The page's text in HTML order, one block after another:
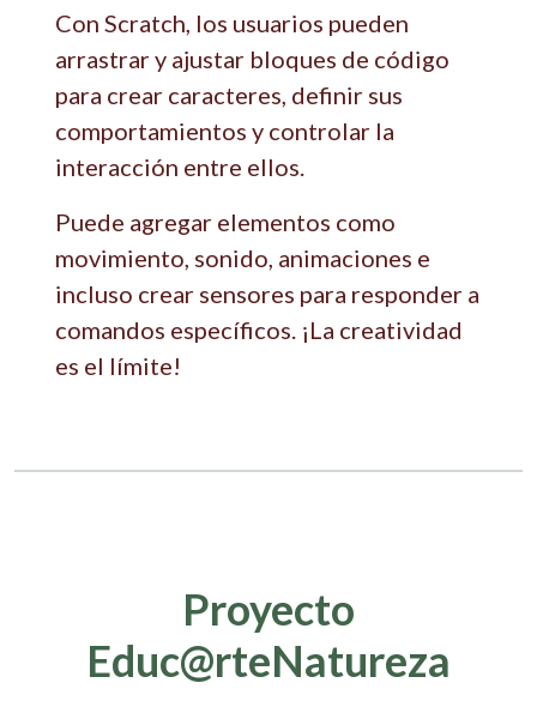
Con Scratch, los usuarios pueden
arrastrar y ajustar bloques de código
para crear caracteres, definir sus
comportamientos y controlar la
interacción entre ellos.
Puede agregar elementos como
movimiento, sonido, animaciones e
incluso crear sensores para responder a
comandos específicos. ¡La creatividad
es el límite!
Proyecto
Educ@rteNatureza